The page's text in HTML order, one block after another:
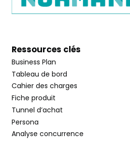
Ressources clés
Business Plan
Tableau de bord
Cahier des charges
Fiche produit
Tunnel d’achat
Persona
Analyse concurrence